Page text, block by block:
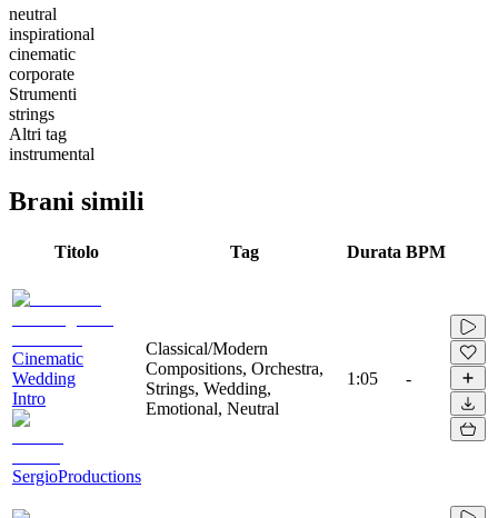
neutral
inspirational
cinematic
corporate
Strumenti
strings
Altri tag
instrumental
Brani simili
Titolo Tag Durata BPM
Cinematic
Wedding
Intro
SergioProductions
Classical/Modern
Compositions, Orchestra,
Strings, Wedding,
Emotional, Neutral
1:05 -